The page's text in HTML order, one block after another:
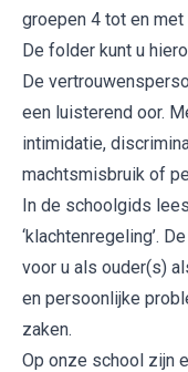
groepen 4 tot en met
De folder kunt u
De
een luisterend oor.
intimidatie,
machtsmisbruik of
In de schoolgids
‘klachtenregeling’.
voor u als ouder(s)
en persoonlijke
zaken.
Op onze school zijn